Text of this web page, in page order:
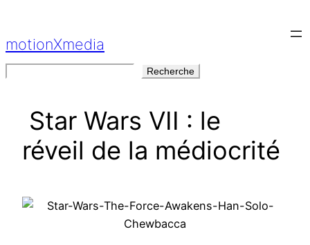
contenu
motionXmedia
Recherche
Star Wars VII : le
réveil de la médiocrité